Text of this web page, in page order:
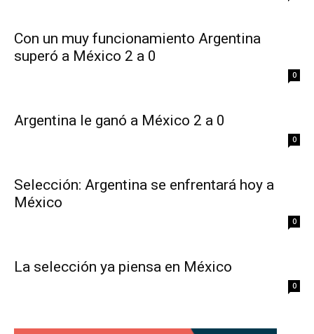
Con un muy funcionamiento Argentina
superó a México 2 a 0
0
Argentina le ganó a México 2 a 0
0
Selección: Argentina se enfrentará hoy a
México
0
La selección ya piensa en México
0